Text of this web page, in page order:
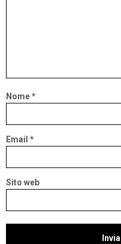
Nome*
Email *
Sito web